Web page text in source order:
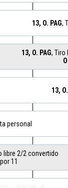
13, O. PAG,
13, O. PAG, Tiro
13,
personal
libre 2/2 convertido
11